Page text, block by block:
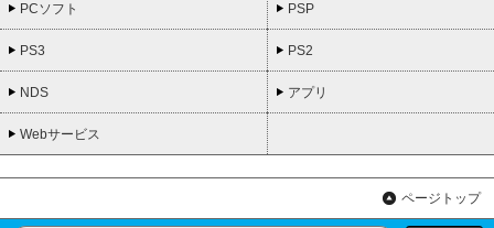
PCソフト PSP
PS3 PS2
NDS アプリ
Webサービス
ページトップ